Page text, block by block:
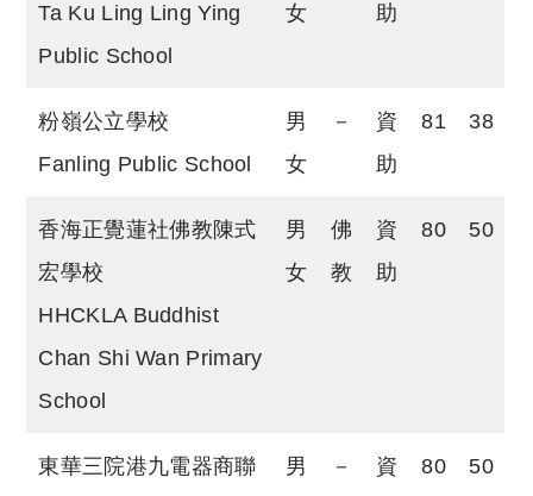
Ta Ku Ling Ling Ying
Public School
女
助
粉嶺公立學校
Fanling Public School
男
女
－
資
助
81 38
香海正覺蓮社佛教陳式
宏學校
HHCKLA Buddhist
Chan Shi Wan Primary
School
男
女
佛
教
資
助
80 50
東華三院港九電器商聯
男
－
資
80 50